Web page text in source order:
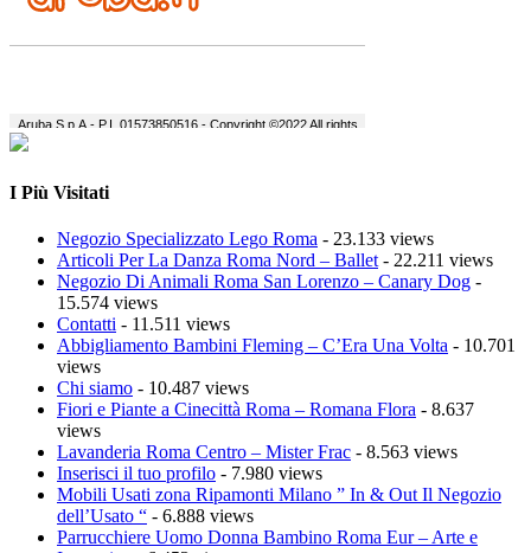
I Più Visitati
Negozio Specializzato Lego Roma - 23.133 views
Articoli Per La Danza Roma Nord – Ballet - 22.211 views
Negozio Di Animali Roma San Lorenzo – Canary Dog -
15.574 views
Contatti - 11.511 views
Abbigliamento Bambini Fleming – C’Era Una Volta - 10.701
views
Chi siamo - 10.487 views
Fiori e Piante a Cinecittà Roma – Romana Flora - 8.637
views
Lavanderia Roma Centro – Mister Frac - 8.563 views
Inserisci il tuo profilo - 7.980 views
Mobili Usati zona Ripamonti Milano ” In & Out Il Negozio
dell’Usato “ - 6.888 views
Parrucchiere Uomo Donna Bambino Roma Eur – Arte e